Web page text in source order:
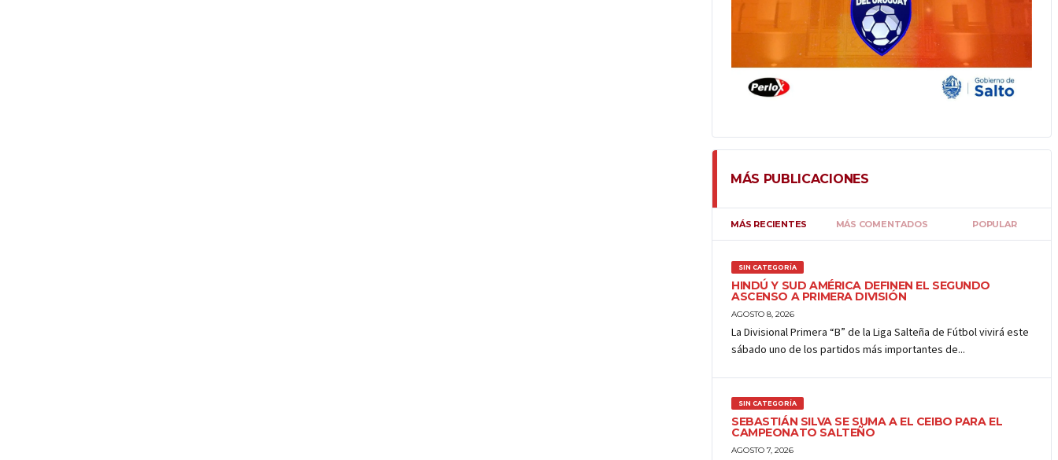
MÁS PUBLICACIONES
MÁS RECIENTES MÁS COMENTADOS POPULAR
SIN CATEGORÍA
HINDÚ Y SUD AMÉRICA DEFINEN EL SEGUNDO
ASCENSO A PRIMERA DIVISIÓN
AGOSTO 8, 2026
La Divisional Primera “B” de la Liga Salteña de Fútbol vivirá este
sábado uno de los partidos más importantes de...
SIN CATEGORÍA
SEBASTIÁN SILVA SE SUMA A EL CEIBO PARA EL
CAMPEONATO SALTEÑO
AGOSTO 7, 2026